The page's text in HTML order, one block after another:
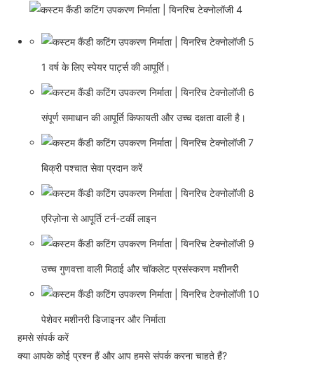
1 वर्ष के लिए स्पेयर पार्ट्स की आपूर्ति।
संपूर्ण समाधान की आपूर्ति किफायती और उच्च दक्षता वाली है।
बिक्री पश्चात सेवा प्रदान करें
एरिज़ोना से आपूर्ति टर्न-टर्की लाइन
उच्च गुणवत्ता वाली मिठाई और चॉकलेट प्रसंस्करण मशीनरी
पेशेवर मशीनरी डिजाइनर और निर्माता
हमसे संपर्क करें
क्या आपके कोई प्रश्न हैं और आप हमसे संपर्क करना चाहते हैं?